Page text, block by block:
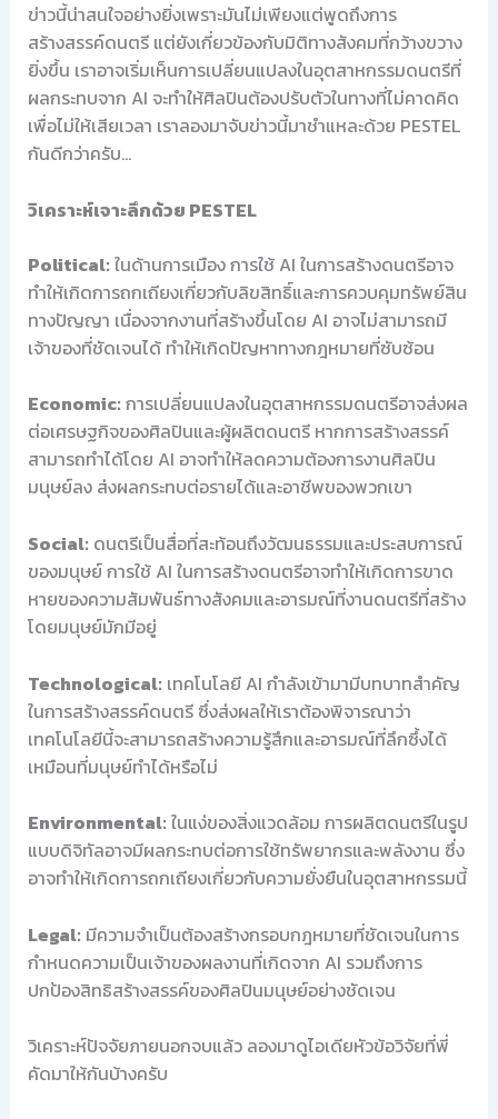
ข่าวนี้น่าสนใจอย่างยิ่งเพราะมันไม่เพียงแต่พูดถึงการ
สร้างสรรค์ดนตรี แต่ยังเกี่ยวข้องกับมิติทางสังคมที่กว้างขวาง
ยิ่งขึ้น เราอาจเริ่มเห็นการเปลี่ยนแปลงในอุตสาหกรรมดนตรีที่
ผลกระทบจาก AI จะทำให้ศิลปินต้องปรับตัวในทางที่ไม่คาดคิด
เพื่อไม่ให้เสียเวลา เราลองมาจับข่าวนี้มาชำแหละด้วย PESTEL
กันดีกว่าครับ…
วิเคราะห์เจาะลึกด้วย PESTEL
Political: ในด้านการเมือง การใช้ AI ในการสร้างดนตรีอาจ
ทำให้เกิดการถกเถียงเกี่ยวกับลิขสิทธิ์และการควบคุมทรัพย์สิน
ทางปัญญา เนื่องจากงานที่สร้างขึ้นโดย AI อาจไม่สามารถมี
เจ้าของที่ชัดเจนได้ ทำให้เกิดปัญหาทางกฎหมายที่ซับซ้อน
Economic: การเปลี่ยนแปลงในอุตสาหกรรมดนตรีอาจส่งผล
ต่อเศรษฐกิจของศิลปินและผู้ผลิตดนตรี หากการสร้างสรรค์
สามารถทำได้โดย AI อาจทำให้ลดความต้องการงานศิลปิน
มนุษย์ลง ส่งผลกระทบต่อรายได้และอาชีพของพวกเขา
Social: ดนตรีเป็นสื่อที่สะท้อนถึงวัฒนธรรมและประสบการณ์
ของมนุษย์ การใช้ AI ในการสร้างดนตรีอาจทำให้เกิดการขาด
หายของความสัมพันธ์ทางสังคมและอารมณ์ที่งานดนตรีที่สร้าง
โดยมนุษย์มักมีอยู่
Technological: เทคโนโลยี AI กำลังเข้ามามีบทบาทสำคัญ
ในการสร้างสรรค์ดนตรี ซึ่งส่งผลให้เราต้องพิจารณาว่า
เทคโนโลยีนี้จะสามารถสร้างความรู้สึกและอารมณ์ที่ลึกซึ้งได้
เหมือนที่มนุษย์ทำได้หรือไม่
Environmental: ในแง่ของสิ่งแวดล้อม การผลิตดนตรีในรูป
แบบดิจิทัลอาจมีผลกระทบต่อการใช้ทรัพยากรและพลังงาน ซึ่ง
อาจทำให้เกิดการถกเถียงเกี่ยวกับความยั่งยืนในอุตสาหกรรมนี้
Legal: มีความจำเป็นต้องสร้างกรอบกฎหมายที่ชัดเจนในการ
กำหนดความเป็นเจ้าของผลงานที่เกิดจาก AI รวมถึงการ
ปกป้องสิทธิสร้างสรรค์ของศิลปินมนุษย์อย่างชัดเจน
วิเคราะห์ปัจจัยภายนอกจบแล้ว ลองมาดูไอเดียหัวข้อวิจัยที่พี่
คัดมาให้กันบ้างครับ